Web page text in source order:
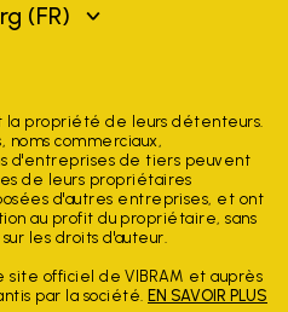
(FR)
la propriété de leurs détenteurs.
noms commerciaux,
d'entreprises de tiers peuvent
de leurs propriétaires
d'autres entreprises, et ont
au profit du propriétaire, sans
les droits d'auteur.
site officiel de VIBRAM et auprès
par la société. EN SAVOIR PLUS